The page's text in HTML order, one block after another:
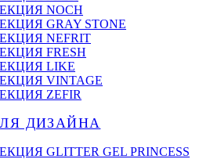
NOCH
GRAY STONE
NEFRIT
FRESH
LIKE
VINTAGE
ZEFIR
ДИЗАЙНА
GLITTER GEL PRINCESS